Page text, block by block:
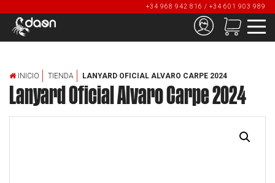
+34 968 942 816 / +34 601 903 989
INICIO TIENDA LANYARD OFICIAL ALVARO CARPE 2024
Lanyard Oficial Alvaro Carpe 2024